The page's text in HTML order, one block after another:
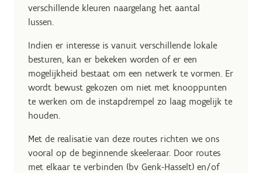
verschillende kleuren naargelang het aantal
lussen.
Indien er interesse is vanuit verschillende lokale
besturen, kan er bekeken worden of er een
mogelijkheid bestaat om een netwerk te vormen. Er
wordt bewust gekozen om niet met knooppunten
te werken om de instapdrempel zo laag mogelijk te
houden.
Met de realisatie van deze routes richten we ons
vooral op de beginnende skeeleraar. Door routes
met elkaar te verbinden (bv Genk-Hasselt) en/of